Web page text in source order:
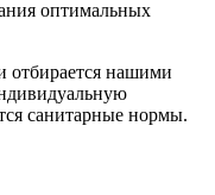
оптимальных
отбирается нашими
санитарные нормы.